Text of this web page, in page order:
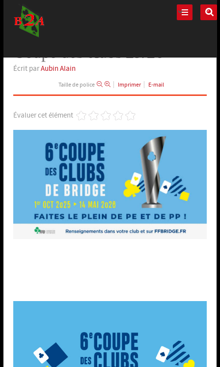
Coupe des clubs 25/26
Écrit parAubin Alain
Taille de police Imprimer E-mail
Évaluer cet élément